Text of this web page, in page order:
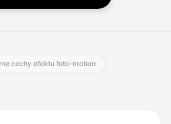
cechy efektu foto-motion